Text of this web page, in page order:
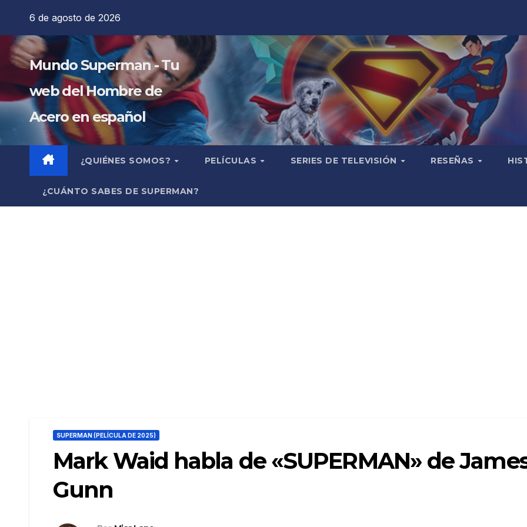
contenido
6 de agosto de 2026
Mundo Superman - Tu
web del Hombre de
Acero en español
¿QUIÉNES SOMOS? PELÍCULAS SERIES DE TELEVISIÓN RESEÑAS
¿CUÁNTO SABES DE SUPERMAN?
SUPERMAN (PELÍCULA DE 2025)
Mark Waid habla de «SUPERMAN» de
Gunn